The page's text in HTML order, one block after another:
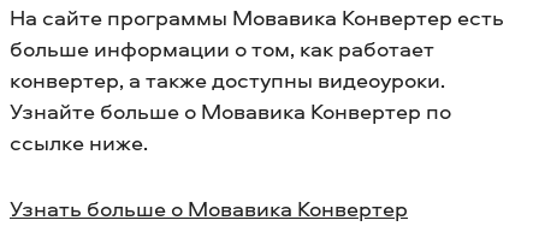
На сайте программы Мовавика Конвертер есть
больше информации о том, как работает
конвертер, а также доступны видеоуроки.
Узнайте больше о Мовавика Конвертер по
ссылке ниже.
Узнать больше о Мовавика Конвертер